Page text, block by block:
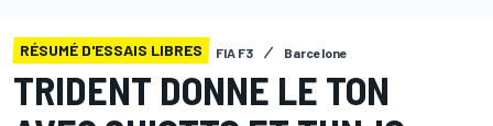
RÉSUMÉ D'ESSAIS LIBRES FIA F3 Barcelone
TRIDENT DONNE LE TON